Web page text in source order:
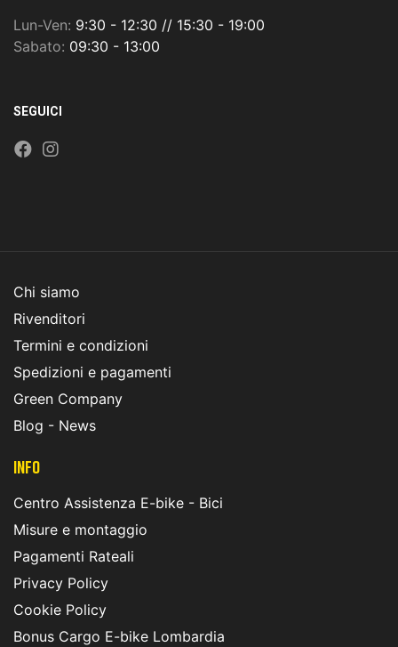
Lun-Ven: 9:30 - 12:30 // 15:30 - 19:00
Sabato: 09:30 - 13:00
SEGUICI
Chi siamo
Rivenditori
Termini e condizioni
Spedizioni e pagamenti
Green Company
Blog - News
INFO
Centro Assistenza E-bike - Bici
Misure e montaggio
Pagamenti Rateali
Privacy Policy
Cookie Policy
Bonus Cargo E-bike Lombardia